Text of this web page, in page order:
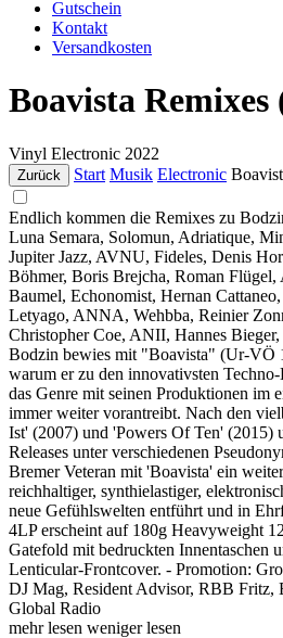
Gutschein
Kontakt
Versandkosten
Boavista Remixes
Vinyl Electronic 2022
Zurück Start Musik Electronic
Endlich kommen die Remixes zu
Luna Semara, Solomun, Adriatique,
Jupiter Jazz, AVNU, Fideles, Denis
Böhmer, Boris Brejcha, Roman Flügel,
Baumel, Echonomist, Hernan
Letyago, ANNA, Wehbba, Reinier
Christopher Coe, ANII, Hannes
Bodzin bewies mit "Boavista" (Ur-VÖ
warum er zu den innovativsten
das Genre mit seinen Produktionen im
immer weiter vorantreibt. Nach den
Ist' (2007) und 'Powers Of Ten' (2015)
Releases unter verschiedenen
Bremer Veteran mit 'Boavista' ein
reichhaltiger, synthielastiger,
neue Gefühlswelten entführt und in
4LP erscheint auf 180g Heavyweight
Gatefold mit bedruckten Innentaschen
Lenticular-Frontcover. - Promotion:
DJ Mag, Resident Advisor, RBB Fritz,
Global Radio
mehr lesen weniger lesen